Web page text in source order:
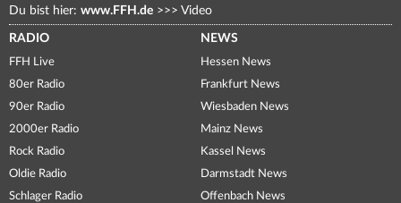
Du bist hier: www.FFH.de >>> Video
RADIO
FFH Live
80er Radio
90er Radio
2000er Radio
Rock Radio
Oldie Radio
Schlager Radio
NEWS
Hessen News
Frankfurt News
Wiesbaden News
Mainz News
Kassel News
Darmstadt News
Offenbach News